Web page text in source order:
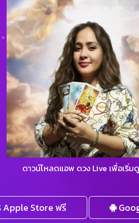
ดาวน์โหลดแอพ ดวง Live เพื่อเริ่ม
Apple Store ฟรี